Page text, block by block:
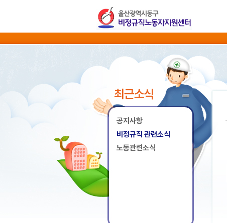
최근소식
공지사항
비정규직 관련소식
노동관련소식